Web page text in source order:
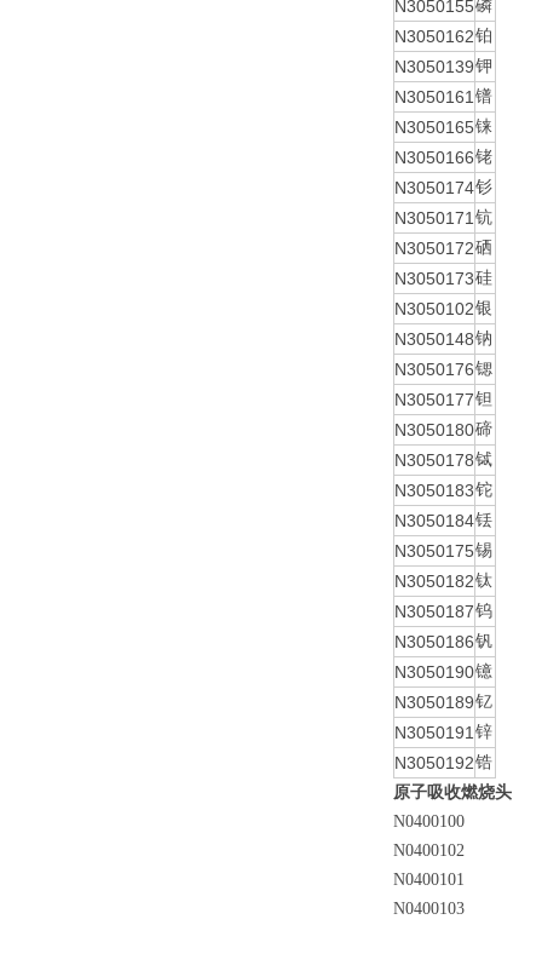
N3050155磷
N3050162铂
N3050139钾
N3050161 镨
N3050165铼
N3050166铑
N3050174钐
N3050171 钪
N3050172硒
N3050173硅
N3050102银
N3050148钠
N3050176锶
N3050177钽
N3050180碲
N3050178铽
N3050183铊
N3050184铥
N3050175锡
N3050182钛
N3050187钨
N3050186钒
N3050190镱
N3050189钇
N3050191 锌
N3050192锆
原子吸收燃烧头
N0400100
N0400102
N0400101
N0400103